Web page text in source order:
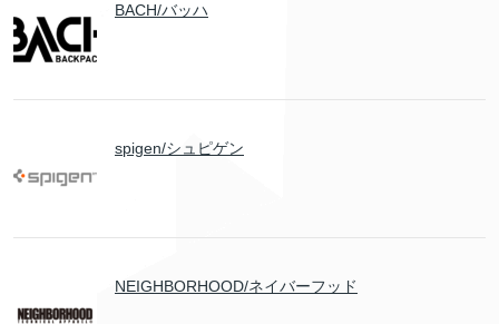
BACH/バッハ
spigen/シュピゲン
NEIGHBORHOOD/ネイバーフッド